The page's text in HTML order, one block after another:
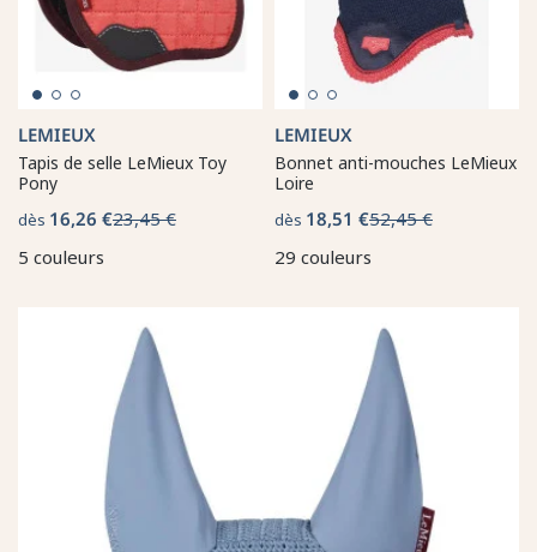
LEMIEUX
Tapis de selle LeMieux Toy
Pony
dès 16,26 €23,45 €
5 couleurs
LEMIEUX
Bonnet anti-mouches LeMieux
Loire
dès 18,51 €52,45 €
29 couleurs